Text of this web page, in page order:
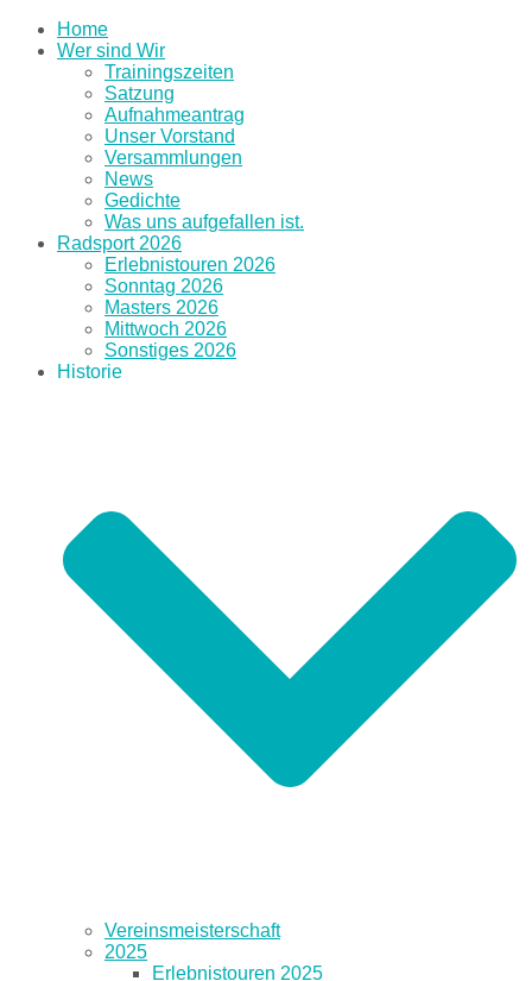
Home
Wer sind Wir
Trainingszeiten
Satzung
Aufnahmeantrag
Unser Vorstand
Versammlungen
News
Gedichte
Was uns aufgefallen ist.
Radsport 2026
Erlebnistouren 2026
Sonntag 2026
Masters 2026
Mittwoch 2026
Sonstiges 2026
Historie
Vereinsmeisterschaft
2025
Erlebnistouren 2025